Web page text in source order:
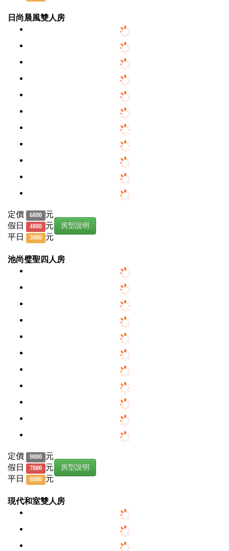
日尚晨風雙人房
定價 6880 元
假日
4880 元
平日
3880 元
房型說明
池尚璧聖四人房
定價 9880 元
假日
7880 元
平日
6880 元
房型說明
現代和室雙人房